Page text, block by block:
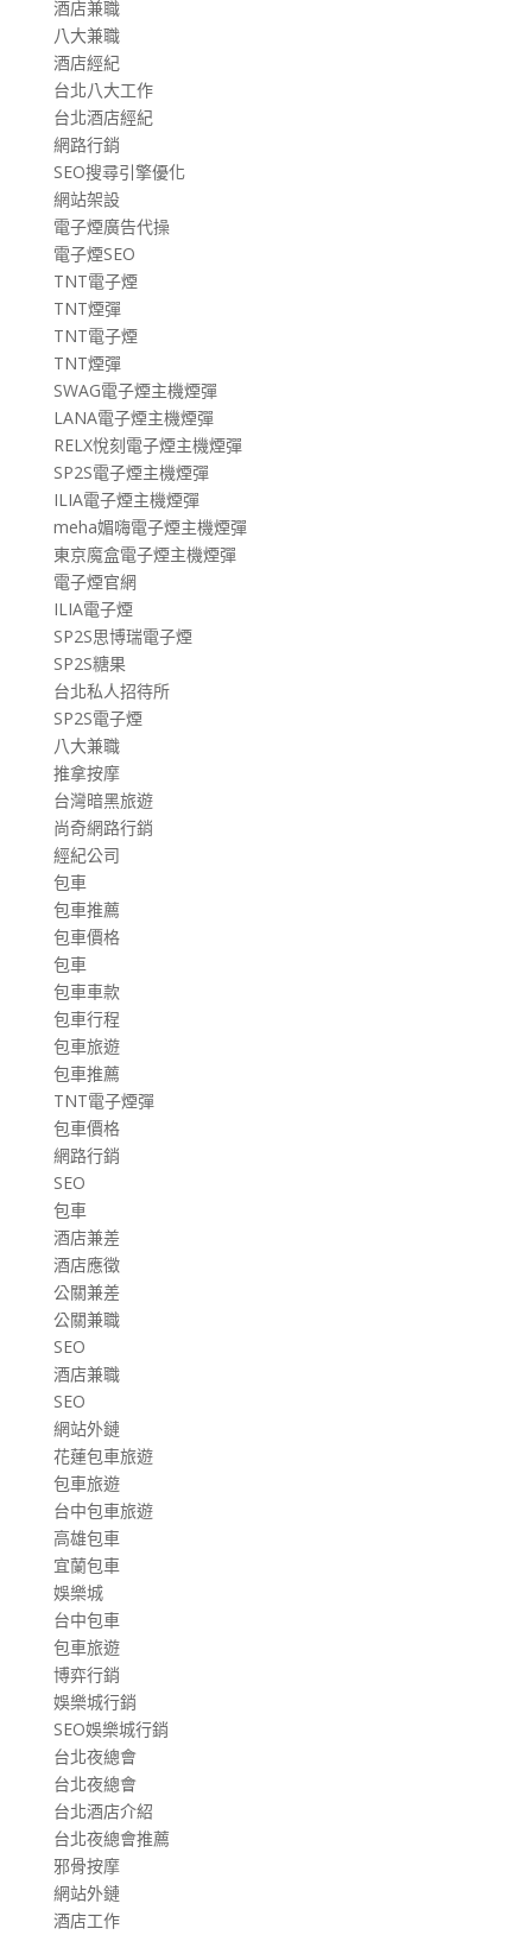
酒店兼職
八大兼職
酒店經紀
台北八大工作
台北酒店經紀
網路行銷
SEO搜尋引擎優化
網站架設
電子煙廣告代操
電子煙SEO
TNT電子煙
TNT煙彈
TNT電子煙
TNT煙彈
SWAG電子煙主機煙彈
LANA電子煙主機煙彈
RELX悅刻電子煙主機煙彈
SP2S電子煙主機煙彈
ILIA電子煙主機煙彈
meha媚嗨電子煙主機煙彈
東京魔盒電子煙主機煙彈
電子煙官網
ILIA電子煙
SP2S思博瑞電子煙
SP2S糖果
台北私人招待所
SP2S電子煙
八大兼職
推拿按摩
台灣暗黑旅遊
尚奇網路行銷
經紀公司
包車
包車推薦
包車價格
包車
包車車款
包車行程
包車旅遊
包車推薦
TNT電子煙彈
包車價格
網路行銷
SEO
包車
酒店兼差
酒店應徵
公關兼差
公關兼職
SEO
酒店兼職
SEO
網站外鏈
花蓮包車旅遊
包車旅遊
台中包車旅遊
高雄包車
宜蘭包車
娛樂城
台中包車
包車旅遊
博弈行銷
娛樂城行銷
SEO娛樂城行銷
台北夜總會
台北夜總會
台北酒店介紹
台北夜總會推薦
邪骨按摩
網站外鏈
酒店工作